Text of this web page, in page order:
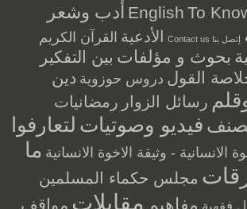
English To أدب وشعر
إتصل بنا Contact us الأدعية القرآن الكريم
بحوث و مؤلفات بين التفكير
القول دروس حوزوية دين
رسائل الزوار رمضانيات
فيديو وصوتيات لتعارفوا
الانسانية - وثيقة الاخوة الانسانية ما
مجلس حكماء المسلمين
فقهية مفاهيم مقابلات مواقف